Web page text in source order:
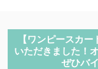
【ワンピースカ
いただきました！
ぜひバ